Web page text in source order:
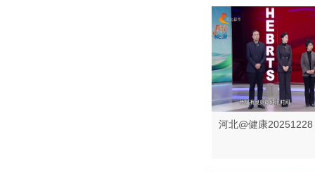
河北@健康20251228